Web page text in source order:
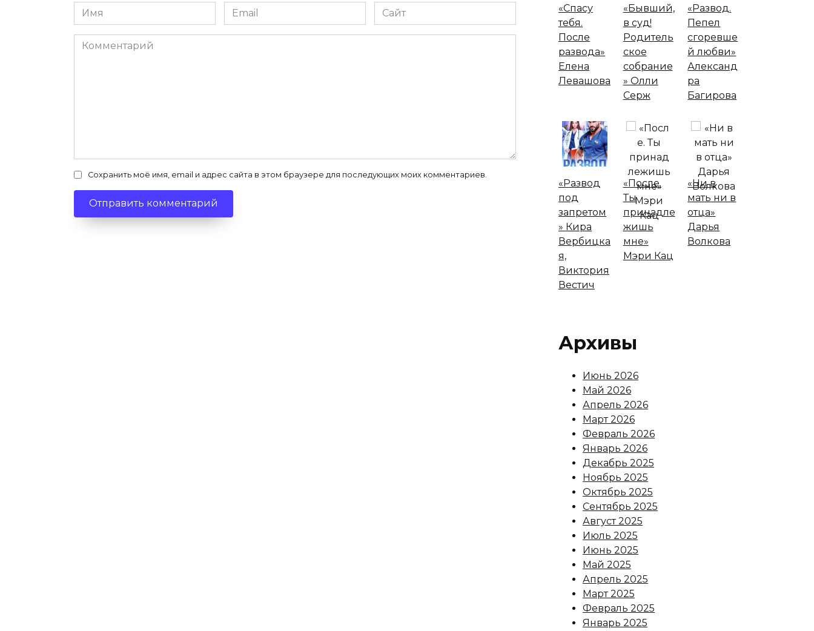
Имя
*
Email
*
Сайт
Комментарий
Сохранить моё имя, email и адрес сайта в этом браузере для последующих моих комментариев.
«Спасу
тебя.
После
развода»
Елена
Левашова
«Бывший,
в суд!
Родитель
ское
собрание
» Олли
Серж
«Развод.
Пепел
сгоревше
й любви»
Александ
ра
Багирова
«Развод
под
запретом
» Кира
Вербицка
я,
Виктория
Вестич
«После.
Ты
принадле
жишь
мне»
Мэри Кац
«Ни в
мать ни в
отца»
Дарья
Волкова
Архивы
Июнь 2026
Май 2026
Апрель 2026
Март 2026
Февраль 2026
Январь 2026
Декабрь 2025
Ноябрь 2025
Октябрь 2025
Сентябрь 2025
Август 2025
Июль 2025
Июнь 2025
Май 2025
Апрель 2025
Март 2025
Февраль 2025
Январь 2025